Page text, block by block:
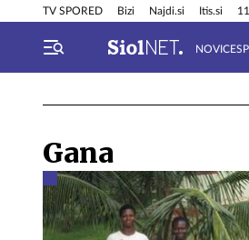
TV SPORED Bizi Najdi.si Itis.si
NOVICE
Info in obvestila
Gana